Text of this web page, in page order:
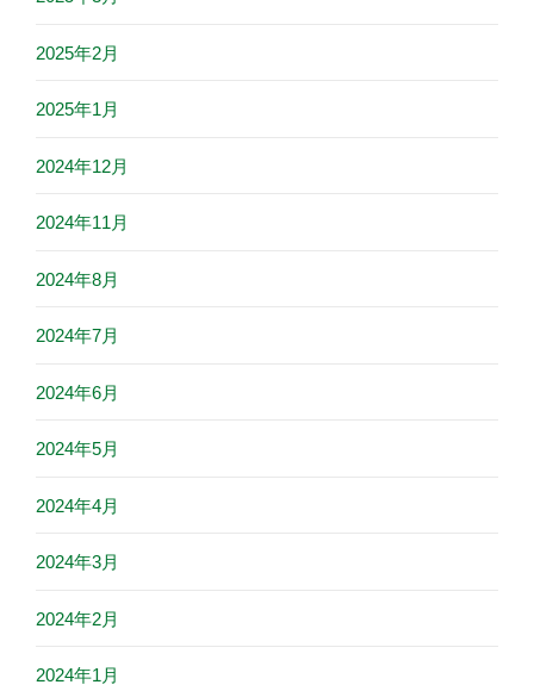
2025年2月
2025年1月
2024年12月
2024年11月
2024年8月
2024年7月
2024年6月
2024年5月
2024年4月
2024年3月
2024年2月
2024年1月